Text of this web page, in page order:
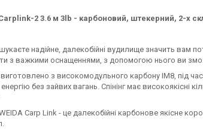
2 3.6 м 3lb - карбоновий, штекерний, 2-х
надійне, далекобійні вудилище значить вам
з важкими оснащеннями, з допомогою нього ви
з високомодульного карбону IM8, під
без зайвих вагань. Спінінг має високоякісні
Carp Link - це далекобійні карбонове якісне